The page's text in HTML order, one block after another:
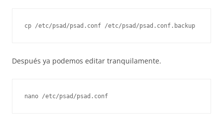
cp /etc/psad/psad.conf /etc/psad/psad.conf.backup
Después ya podemos editar tranquilamente.
nano /etc/psad/psad.conf